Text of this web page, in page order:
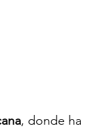
, donde ha